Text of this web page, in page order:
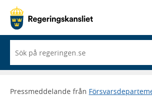
du
börjar
skriva
framträder
Pressmeddelande från